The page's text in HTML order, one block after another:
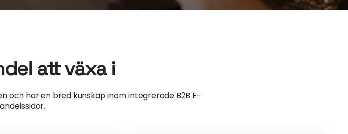
att växa i
och har en bred kunskap inom integrerade B2B E-